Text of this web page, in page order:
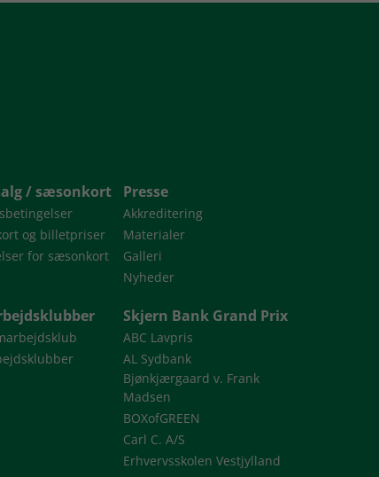
/ sæsonkort
og billetpriser
for sæsonkort
Presse
Akkreditering
Materialer
Galleri
Nyheder
Skjern Bank Grand Prix
ABC Lavpris
AL Sydbank
Bjønkjærgaard v. Frank
Madsen
BOXofGREEN
Carl C. A/S
Erhvervsskolen Vestjylland